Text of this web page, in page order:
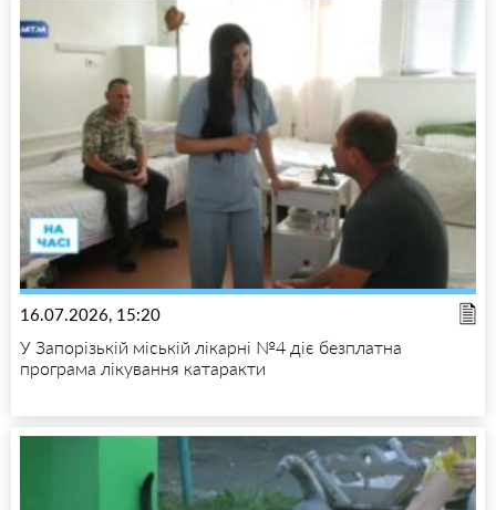
16.07.2026, 15:20
У Запорізькій міській лікарні №4 діє безплатна
програма лікування катаракти